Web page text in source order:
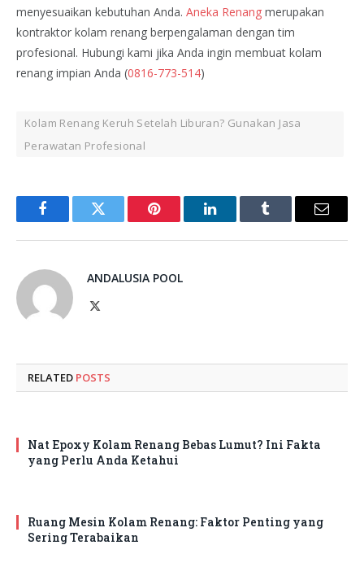
menyesuaikan kebutuhan Anda. Aneka Renang merupakan
kontraktor kolam renang berpengalaman dengan tim
profesional. Hubungi kami jika Anda ingin membuat kolam
renang impian Anda (0816-773-514)
Kolam Renang Keruh Setelah Liburan? Gunakan Jasa
Perawatan Profesional
FacebookTwitter Pinterest LinkedInTumblr Email
ANDALUSIA POOL
RELATED POSTS
Nat Epoxy Kolam Renang Bebas Lumut? Ini Fakta
yang Perlu Anda Ketahui
Ruang Mesin Kolam Renang: Faktor Penting yang
Sering Terabaikan